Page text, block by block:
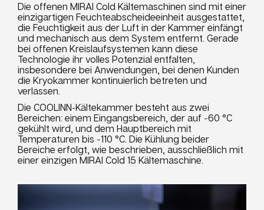
Die offenen MIRAI Cold Kältemaschinen sind mit einer
einzigartigen Feuchteabscheideeinheit ausgestattet,
die Feuchtigkeit aus der Luft in der Kammer einfängt
und mechanisch aus dem System entfernt. Gerade
bei offenen Kreislaufsystemen kann diese
Technologie ihr volles Potenzial entfalten,
insbesondere bei Anwendungen, bei denen Kunden
die Kryokammer kontinuierlich betreten und
verlassen.
Die COOLINN-Kältekammer besteht aus zwei
Bereichen: einem Eingangsbereich, der auf −60 °C
gekühlt wird, und dem Hauptbereich mit
Temperaturen bis −110 °C. Die Kühlung beider
Bereiche erfolgt, wie beschrieben, ausschließlich mit
einer einzigen MIRAI Cold 15 Kältemaschine.